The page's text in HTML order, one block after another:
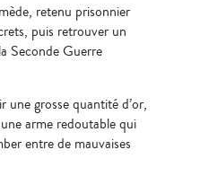
retenu prisonnier
puis retrouver un
Seconde Guerre
grosse quantité d’or,
arme redoutable qui
entre de mauvaises